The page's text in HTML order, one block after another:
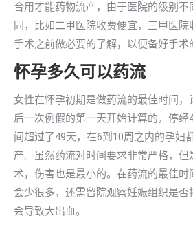
合用才能药物流产，由于医院的级别不
同，比如二甲医院收费便宜，三甲医
手术之前做必要的了解，以便备好手术
怀孕多久可以药流
女性在怀孕初期是做药流的最佳时间
后一次例假的第一天开始计算的，停
间超过了49天，在6到10周之内的孕妇
产。虽然药流对时间要求非常严格，
术，伤害也是最小的。在药流的最佳
会少很多，还需留院观察妊娠组织是
会导致大出血。